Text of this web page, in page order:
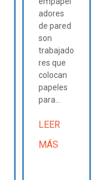
adores
de pared
son
trabajado
res que
colocan
papeles
para...
LEER
MÁS